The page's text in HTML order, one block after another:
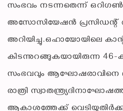
സംഭവം നടന്നതെന്ന്
അസോസിയേഷന്‍
അറിയിച്ചു.ഒഹായോയിലെ
കിടന്നുറങ്ങുകയായിരുന്ന 46-
സംഭവവും ആഘോഷരാവിനെ
രാത്രി
ആകാശത്തേക്ക്